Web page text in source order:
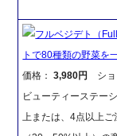
フルベジデト（
トで80種類の野菜を
価格：3,980円
ショ
ビューティーステー
上または、4点以上